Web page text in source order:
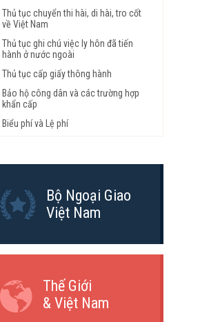
Thủ tục chuyển thi hài, di hài, tro cốt
về Việt Nam
Thủ tục ghi chú việc ly hôn đã tiến
hành ở nước ngoài
Thủ tục cấp giấy thông hành
Bảo hộ công dân và các trường hợp
khẩn cấp
Biểu phí và Lệ phí
Bộ Ngoại Giao
Việt Nam
Thế Giới
& Việt Nam